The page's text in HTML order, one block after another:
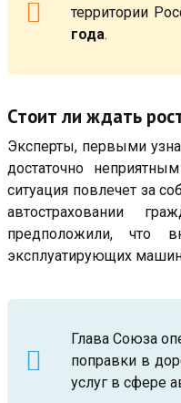
территории
года.
Стоит ли ждать
Эксперты, первыми
достаточно
ситуация повлечет за
автостраховании
предположили, что
эксплуатирующих
Глава Союза
поправки в
услуг в сфере